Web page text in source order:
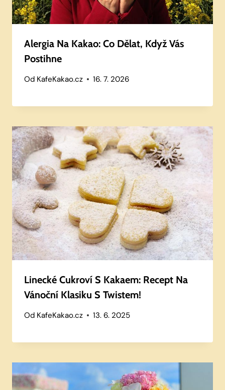
Alergia Na Kakao: Co Dělat, Když Vás
Postihne
Od KafeKakao.cz 16. 7. 2026
Linecké Cukroví S Kakaem: Recept Na
Vánoční Klasiku S Twistem!
Od KafeKakao.cz 13. 6. 2025